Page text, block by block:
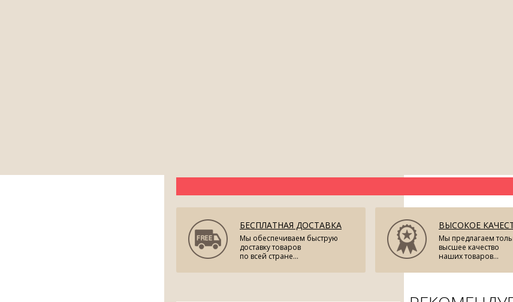
БЕСПЛАТНАЯ ДОСТАВКА
Мы обеспечиваем быструю
доставку товаров
по всей стране...
ВЫСОКОЕ
Мы предлагаем
высшее качество
наших товаров...